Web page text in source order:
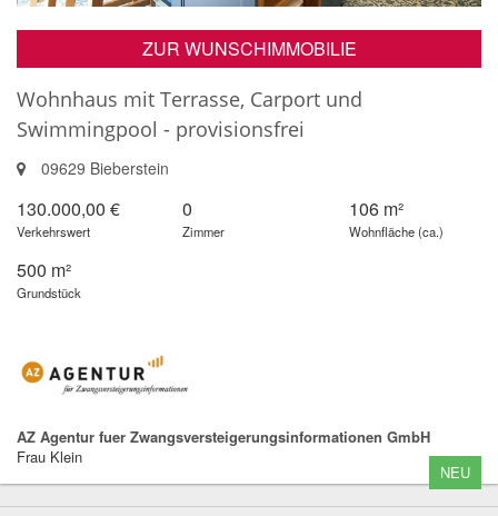
ZUR WUNSCHIMMOBILIE
Wohnhaus mit Terrasse, Carport und
Swimmingpool - provisionsfrei
09629 Bieberstein
130.000,00 €
Verkehrswert
0
Zimmer
106 m²
Wohnfläche (ca.)
500 m²
Grundstück
AZ Agentur fuer Zwangsversteigerungsinformationen GmbH
Frau Klein
NEU